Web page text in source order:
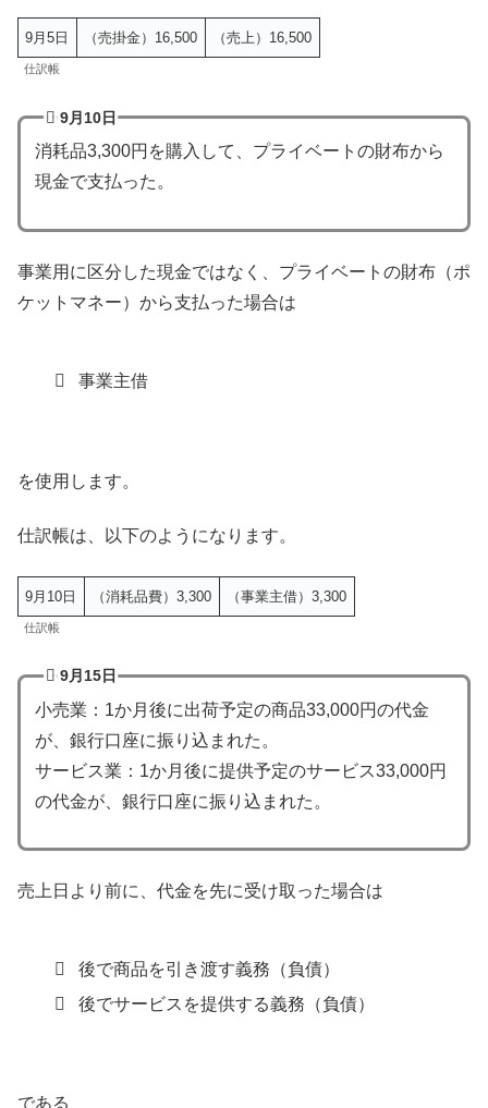
9月5日 （売掛金）16,500 （売上）16,500
仕訳帳
9月10日
消耗品3,300円を購入して、プライベートの財布から
現金で支払った。
事業用に区分した現金ではなく、プライベートの財布（ポ
ケットマネー）から支払った場合は
事業主借
を使用します。
仕訳帳は、以下のようになります。
9月10日 （消耗品費）3,300 （事業主借）3,300
仕訳帳
9月15日
小売業：1か月後に出荷予定の商品33,000円の代金
が、銀行口座に振り込まれた。
サービス業：1か月後に提供予定のサービス33,000円
の代金が、銀行口座に振り込まれた。
売上日より前に、代金を先に受け取った場合は
後で商品を引き渡す義務（負債）
後でサービスを提供する義務（負債）
である